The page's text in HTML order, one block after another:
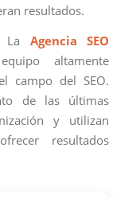
resultados.
La Agencia SEO
altamente
campo del SEO.
de las últimas
y utilizan
resultados